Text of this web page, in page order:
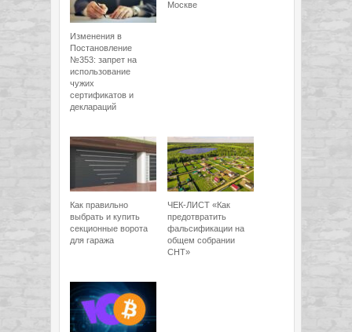
Изменения в
Постановление
№353: запрет на
использование
чужих
сертификатов и
деклараций
Москве
Как правильно
выбрать и купить
секционные ворота
для гаража
ЧЕК-ЛИСТ «Как
предотвратить
фальсификации на
общем собрании
СНТ»